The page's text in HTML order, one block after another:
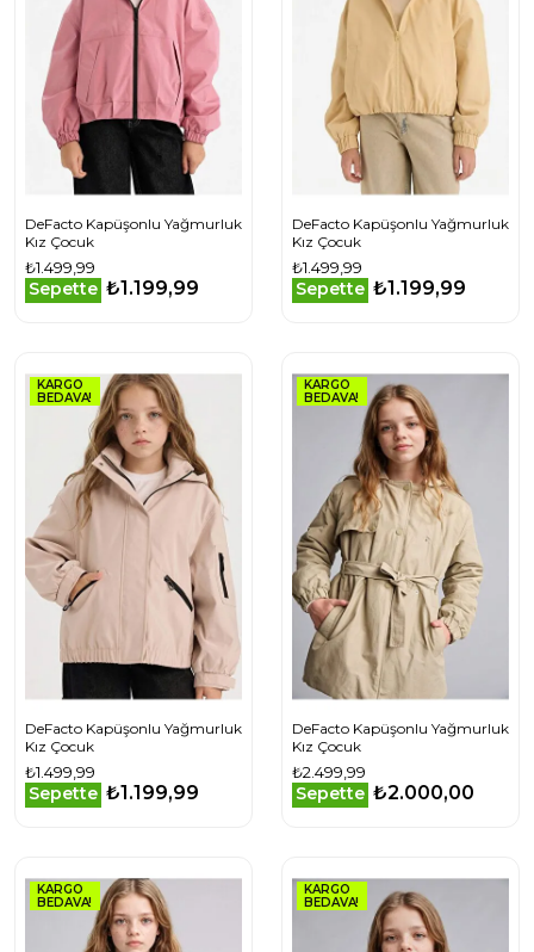
DeFacto Kapüşonlu Yağmurluk
Kız Çocuk
₺1.499,99
Sepette ₺1.199,99
DeFacto Kapüşonlu Yağmurluk
Kız Çocuk
₺1.499,99
Sepette ₺1.199,99
KARGO
BEDAVA!
DeFacto Kapüşonlu Yağmurluk
Kız Çocuk
₺1.499,99
Sepette ₺1.199,99
KARGO
BEDAVA!
DeFacto Kapüşonlu Yağmurluk
Kız Çocuk
₺2.499,99
Sepette ₺2.000,00
KARGO
BEDAVA!
KARGO
BEDAVA!